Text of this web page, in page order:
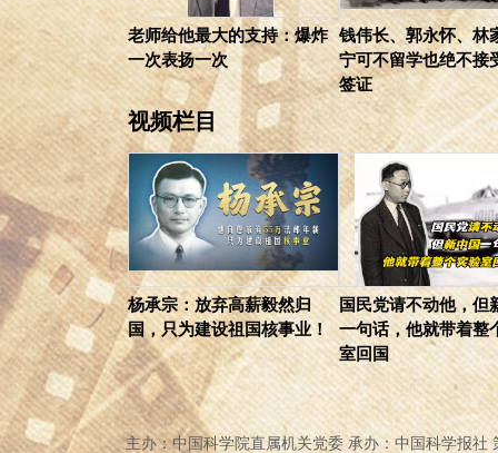
老师给他最大的支持：爆炸
一次表扬一次
钱伟长、郭永怀、林
宁可不留学也绝不接
签证
视频栏目
杨承宗：放弃高薪毅然归
国，只为建设祖国核事业！
国民党请不动他，但
一句话，他就带着整
室回国
主办：中国科学院直属机关党委 承办：中国科学报